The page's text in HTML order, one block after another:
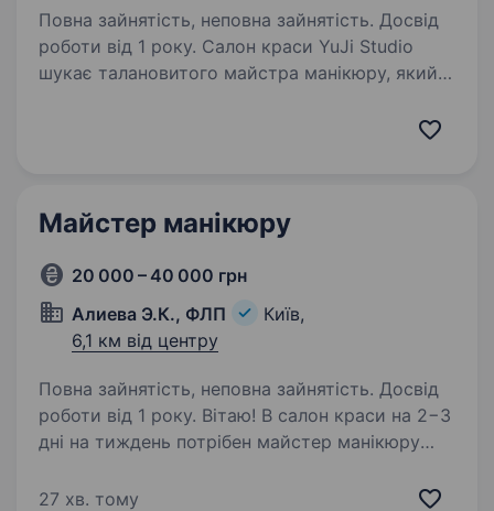
Повна зайнятість, неповна зайнятість. Досвід
роботи від 1 року. Салон краси YuJi Studio
шукає талановитого майстра манікюру, який
Майстер манікюру
20 000 – 40 000 грн
Алиева Э.К., ФЛП
Київ,
6,1 км від центру
Повна зайнятість, неповна зайнятість. Досвід
роботи від 1 року. Вітаю! В салон краси на 2−3
дні на тиждень потрібен майстер манікюру
роки, вже напрацьована велика база клієнтів,
27 хв. тому